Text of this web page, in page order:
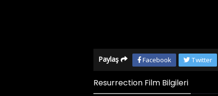
Paylaş Facebook Twitter
Resurrection Film Bilgileri